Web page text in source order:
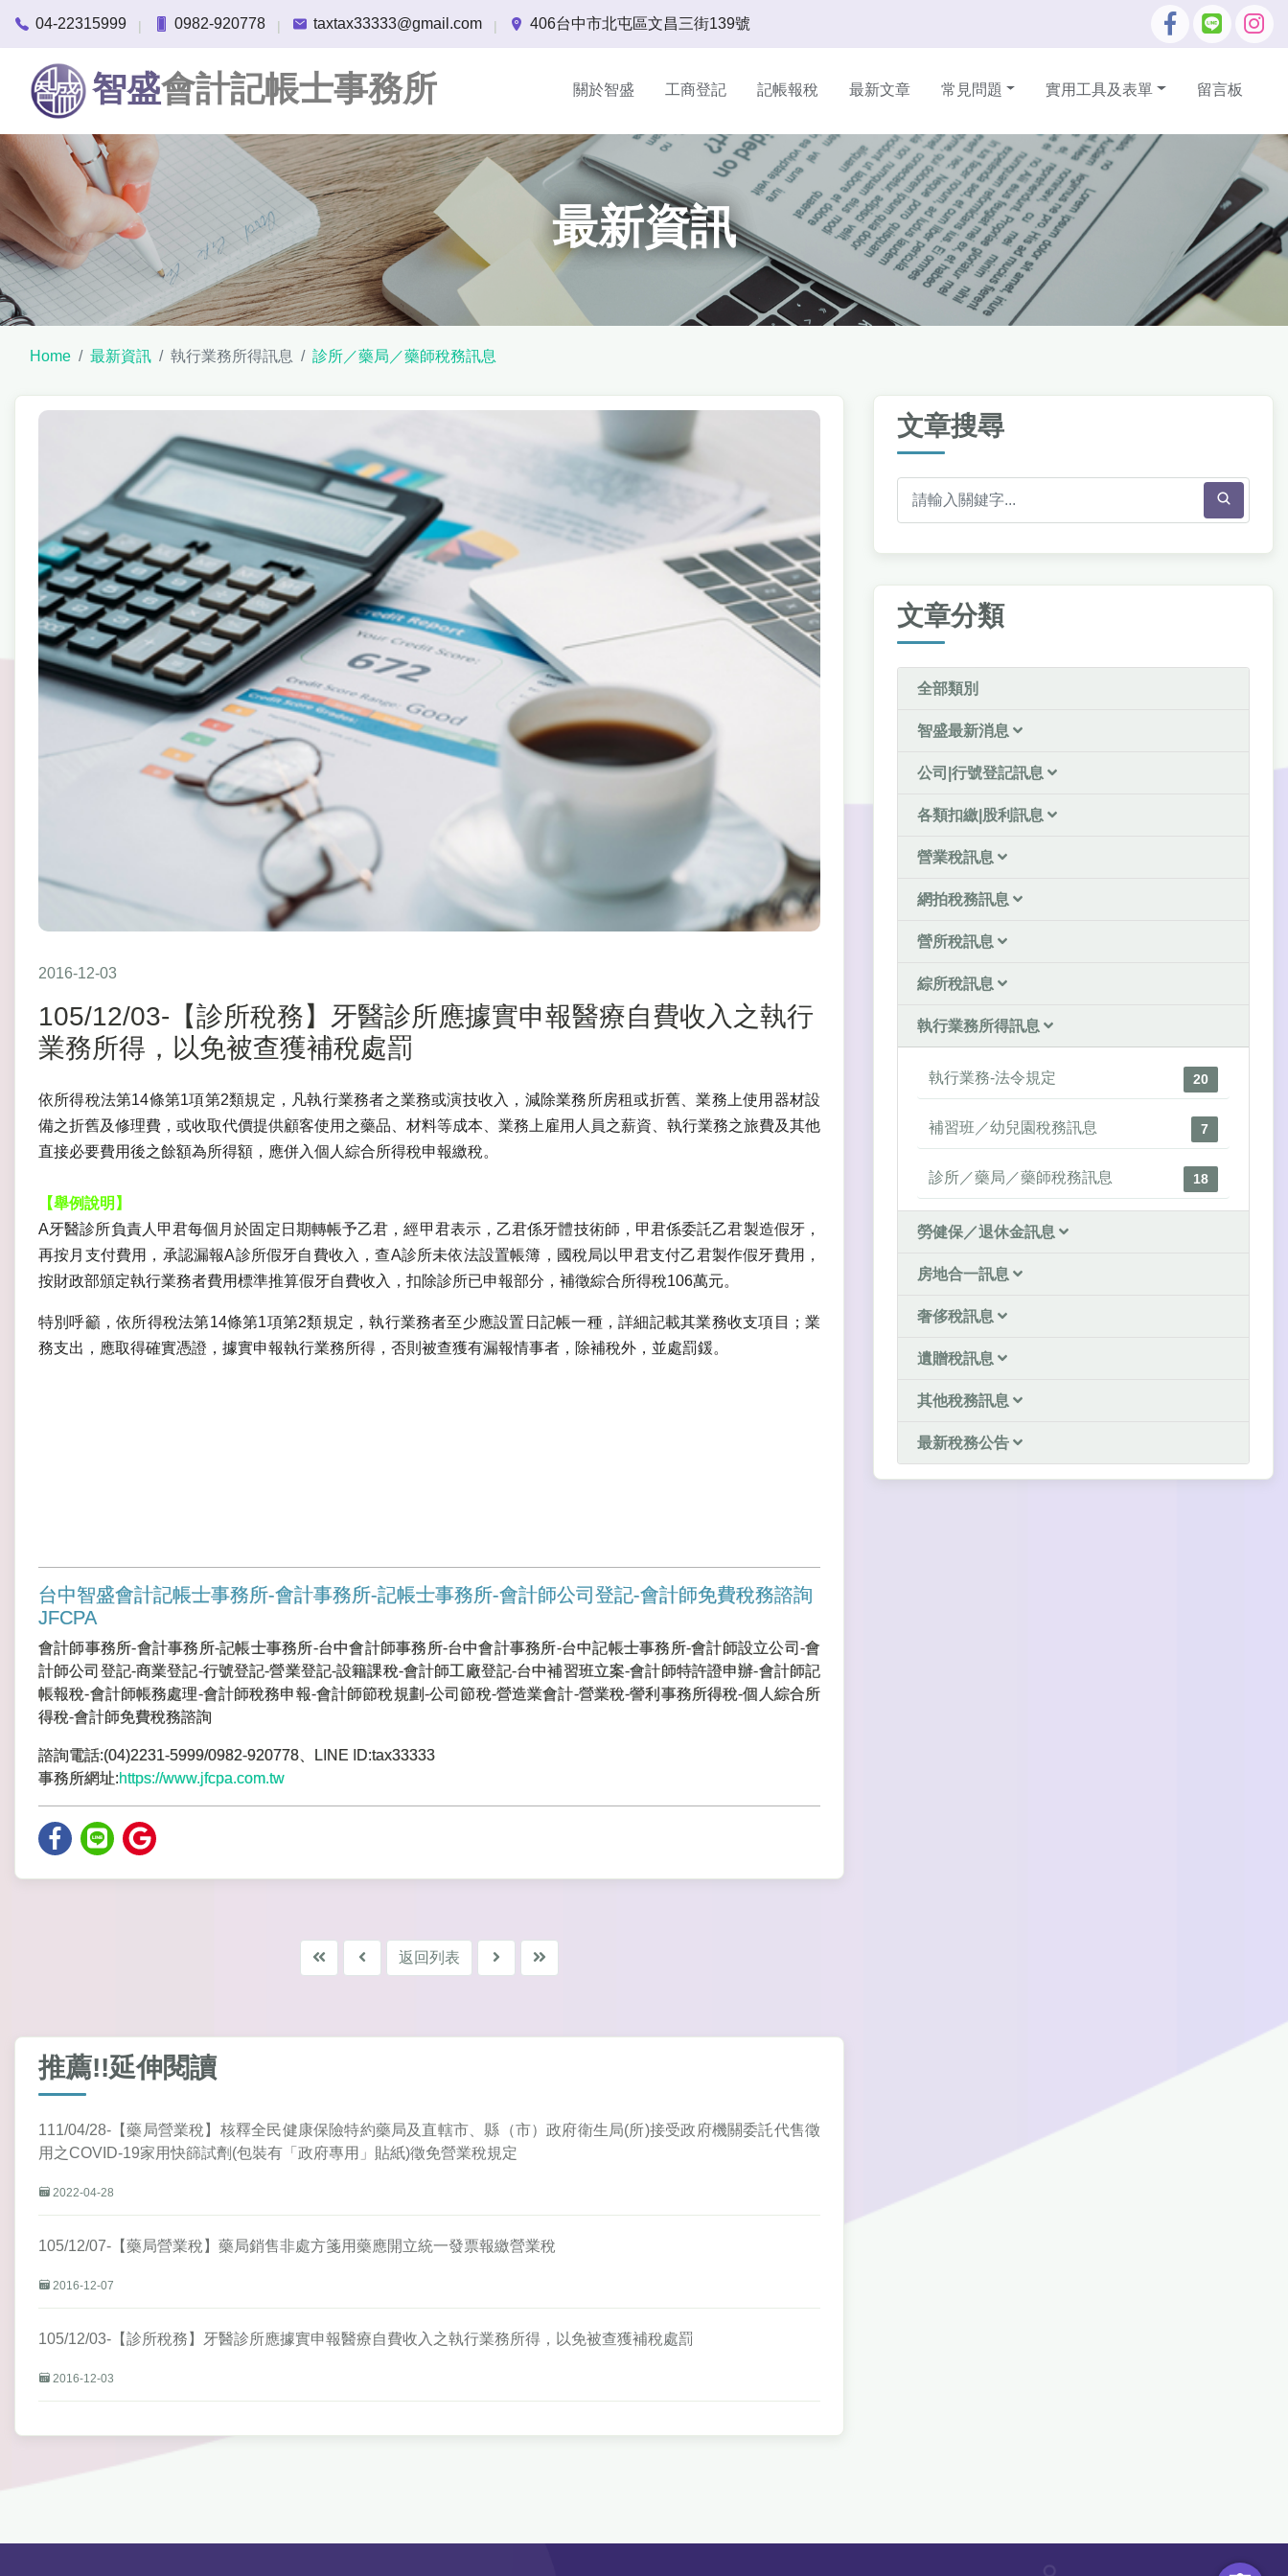
04-22315999 | 0982-920778 | taxtax33333@gmail.com | 406台中市北屯區文昌三街139號
智盛會計記帳士事務所 關於智盛 工商登記 記帳報稅 最新文章 常見問題 實用工具及表單 留言板
最新資訊
Home 最新資訊 執行業務所得訊息 診所／藥局／藥師稅務訊息
2016-12-03
105/12/03-【診所稅務】牙醫診所應據實申報醫療自費收入之執行
業務所得，以免被查獲補稅處罰
依所得稅法第14條第1項第2類規定，凡執行業務者之業務或演技收入，減除業務所房租或折舊、業務上使用器材設
備之折舊及修理費，或收取代價提供顧客使用之藥品、材料等成本、業務上雇用人員之薪資、執行業務之旅費及其他
直接必要費用後之餘額為所得額，應併入個人綜合所得稅申報繳稅。
【舉例說明】
A牙醫診所負責人甲君每個月於固定日期轉帳予乙君，經甲君表示，乙君係牙體技術師，甲君係委託乙君製造假牙，
再按月支付費用，承認漏報A診所假牙自費收入，查A診所未依法設置帳簿，國稅局以甲君支付乙君製作假牙費用，
按財政部頒定執行業務者費用標準推算假牙自費收入，扣除診所已申報部分，補徵綜合所得稅106萬元。
特別呼籲，依所得稅法第14條第1項第2類規定，執行業務者至少應設置日記帳一種，詳細記載其業務收支項目；業
務支出，應取得確實憑證，據實申報執行業務所得，否則被查獲有漏報情事者，除補稅外，並處罰鍰。
台中智盛會計記帳士事務所-會計事務所-記帳士事務所-會計師公司登記-會計師免費稅務諮詢
JFCPA
會計師事務所-會計事務所-記帳士事務所-台中會計師事務所-台中會計事務所-台中記帳士事務所-會計師設立公司-會
計師公司登記-商業登記-行號登記-營業登記-設籍課稅-會計師工廠登記-台中補習班立案-會計師特許證申辦-會計師記
帳報稅-會計師帳務處理-會計師稅務申報-會計師節稅規劃-公司節稅-營造業會計-營業稅-謍利事務所得稅-個人綜合所
得稅-會計師免費稅務諮詢
諮詢電話:(04)2231-5999/0982-920778、LINE ID:tax33333
事務所網址:https://www.jfcpa.com.tw
返回列表
推薦!!延伸閱讀
111/04/28-【藥局營業稅】核釋全民健康保險特約藥局及直轄市、縣（市）政府衛生局(所)接受政府機關委託代售徵
用之COVID-19家用快篩試劑(包裝有「政府專用」貼紙)徵免營業稅規定
2022-04-28
105/12/07-【藥局營業稅】藥局銷售非處方箋用藥應開立統一發票報繳營業稅
2016-12-07
105/12/03-【診所稅務】牙醫診所應據實申報醫療自費收入之執行業務所得，以免被查獲補稅處罰
2016-12-03
文章搜尋
文章分類
全部類別
智盛最新消息
公司|行號登記訊息
各類扣繳|股利訊息
營業稅訊息
網拍稅務訊息
營所稅訊息
綜所稅訊息
執行業務所得訊息
執行業務-法令規定 20
補習班／幼兒園稅務訊息 7
診所／藥局／藥師稅務訊息 18
勞健保／退休金訊息
房地合一訊息
奢侈稅訊息
遺贈稅訊息
其他稅務訊息
最新稅務公告